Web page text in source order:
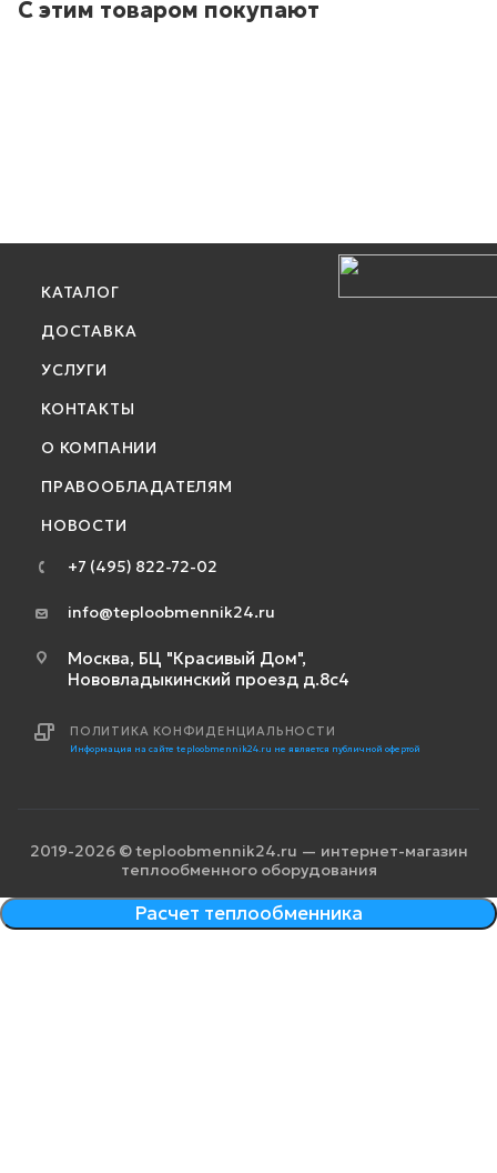
С этим товаром покупают
КАТАЛОГ
ДОСТАВКА
УСЛУГИ
КОНТАКТЫ
О КОМПАНИИ
ПРАВООБЛАДАТЕЛЯМ
НОВОСТИ
+7 (495) 822-72-02
info@teploobmennik24.ru
Москва, БЦ "Красивый Дом",
Нововладыкинский проезд д.8с4
ПОЛИТИКА КОНФИДЕНЦИАЛЬНОСТИ
Информация на сайте teploobmennik24.ru не является публичной офертой
2019-2026 © teploobmennik24.ru — интернет-магазин
теплообменного оборудования
Расчет теплообменника